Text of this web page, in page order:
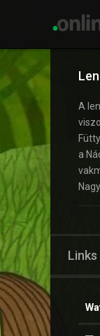
A
a
Links